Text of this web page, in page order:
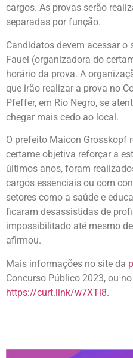
cargos. As provas serão
separadas por função.
Candidatos devem acessar o
Fauel (organizadora do
horário da prova. A
que irão realizar a prova no
Pfeffer, em Rio Negro, se
chegar mais cedo ao local.
O prefeito Maicon Grosskopf
certame objetiva reforçar a
últimos anos, foram
cargos essenciais ou com
setores como a saúde e
ficaram desassistidas de
impossibilitado até mesmo
afirmou.
Mais informações no site da
Concurso Público 2023, ou
https://curt.link/w7XTi8.